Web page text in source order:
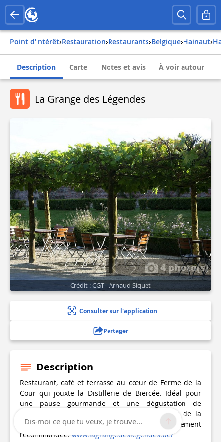
Point d'intérêt› Restauration› Restaurants› belgique› hainaut›
Description Carte Notes et avis À voir autour
La Grange des Légendes
4 photo(s)
Crédit : CGT - Arnaud Siquet
Consulter sur l'application
Partager
Description
Restaurant, café et terrasse au cœur de Ferme de la
Cour qui jouxte la Distillerie de Biercée. Idéal pour
une pause gourmande et une dégustation de
spiritueux dans un site remarquable le long de la
Route Napoléon. La visite de la distillerie est vivement
recommandée. www.lagrangedeslegendes.be/
Dis-moi ce que tu veux, je trouve...